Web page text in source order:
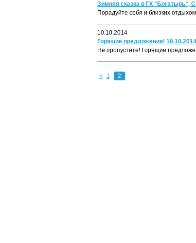
Зимняя сказка в ГК "Богатырь",
Порадуйте себя и близких
10.10.2014
Горящие предложения! 10.10.2014
Не пропустите! Горящие
< 1 2